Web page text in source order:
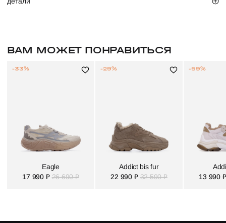
ВАМ МОЖЕТ ПОНРАВИТЬСЯ
Eagle
17 990 ₽ 26 690 ₽
-33%
Addict bis fur
22 990 ₽ 32 590 ₽
-29%
13 990 ₽
-59%